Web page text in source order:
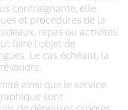
contraignante, elle
et procédures de la
repas ou activités
faire l'objet de
Le cas échéant, la
ainsi que le service
sont
de dépenses propres